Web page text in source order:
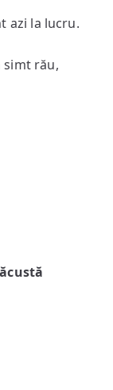
azi la lucru.
simt rău,